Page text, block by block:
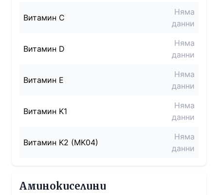
Витамин C
Няма
данни
Витамин D
Няма
данни
Витамин E
Няма
данни
Витамин K1
Няма
данни
Витамин K2 (MK04)
Няма
данни
Аминокиселини